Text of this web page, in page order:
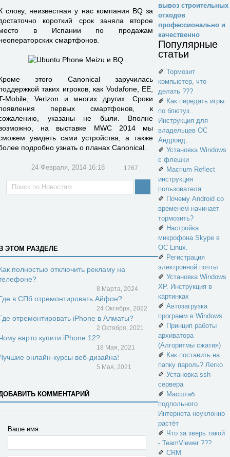
слову, неизвестная у нас компания BQ за
короткий срок заняла второе
в Испании по продажам
смартфонов.
этого Canonical заручилась
таких игроков, как Vodafone, EE,
Mobile, Verizon и многих других. Сроки
первых смартфонов, к
указаны не были. Вполне
на выставке MWC 2014 мы
увидеть сами устройства, а также
подробно узнать о планах Canonical.
24 Февраля, 2014 16:18 1767
ЭТОМ РАЗДЕЛЕ
полностью отключить рекламу на
8 Марта, 2024
в СПб отремонтировать Айфон?
24 Октября, 2022
отремонтировать iPhone в Алматы?
2 Октября, 2021
варто купити iPhone 12?
18 Мая, 2021
онлайн-курсы веб-дизайна!
5 Мая, 2021
КОММЕНТАРИЙ
Ваше имя
вывоз строительных
отходов
профессионально и
качественно
Популярные
статьи
✐ Тормозит
компьютер, что
делать ???
✐ Как передать игры
по блютуз.
Инструкция для
владельцев ОС
Андроид.
✐ Установка Windows
с флешки
✐ Macrium Reflect
инструкция
пользователя
✐ Почему Android со
временем начинает
тормозить?
✐ Настройка
микрофона Skype в
ОС Linux.
✐ Регистрация
электронной почты
✐ Установка Windows
XP. Инструкция в
картинках
✐ Автозагрузка
программ в Windows
✐ Принцип работы
архиватора
(Алгоритмы сжатия)
✐ Как поставить на
папку пароль? Легко
✐ Установка ssh-
сервера
✐ Масштаб
подпольного
Интернета неуклонно
растёт
✐ Что за зверь такой
- TeamViewer ???
✐ CRM